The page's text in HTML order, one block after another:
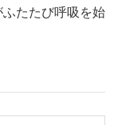
たたび呼吸を始